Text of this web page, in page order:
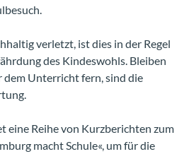
verletzt, ist dies in der Regel
des Kindeswohls. Bleiben
dem Unterricht fern, sind die
eine Reihe von Kurzberichten zum
macht Schule«, um für die